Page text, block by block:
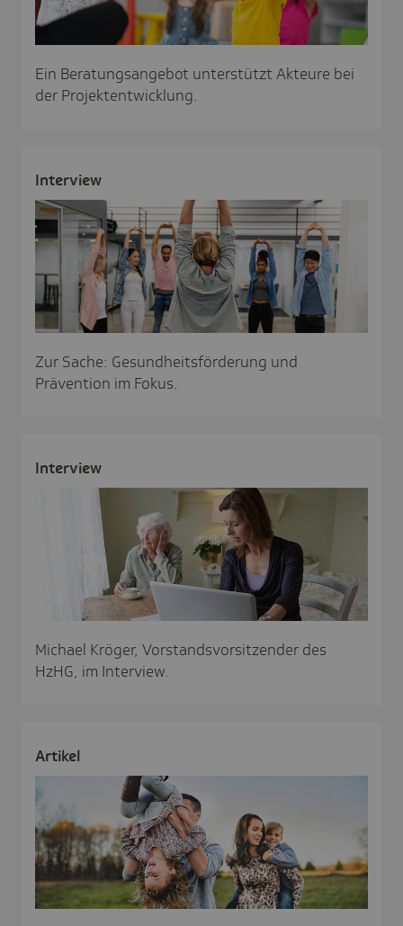
Ein Beratungsangebot unterstützt Akteure bei
der Projektentwicklung.
Inter­view
Zur Sache: Gesundheitsförderung und
Prävention im Fokus.
Inter­view
Michael Kröger, Vorstandsvorsitzender des
HzHG, im Interview.
Artikel